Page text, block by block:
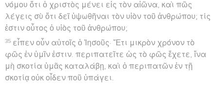
νόμου ὅτι ὁ χριστὸς μένει εἰς τὸν αἰῶνα, καὶ πῶς
λέγεις σὺ ὅτι δεῖ ὑψωθῆναι τὸν υἱὸν τοῦ ἀνθρώπου; τίς
ἐστιν οὗτος ὁ υἱὸς τοῦ ἀνθρώπου;
35 εἶπεν οὖν αὐτοῖς ὁ Ἰησοῦς· Ἔτι μικρὸν χρόνον τὸ
φῶς ἐν ὑμῖν ἐστιν. περιπατεῖτε ὡς τὸ φῶς ἔχετε, ἵνα
μὴ σκοτία ὑμᾶς καταλάβῃ, καὶ ὁ περιπατῶν ἐν τῇ
σκοτίᾳ οὐκ οἶδεν ποῦ ὑπάγει.